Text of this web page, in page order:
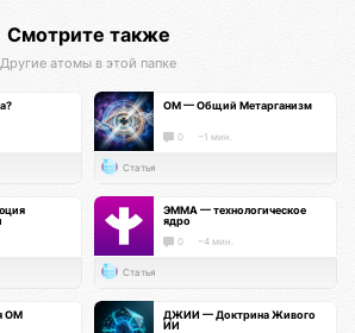
Смотрите также
Другие атомы в этой папке
ОМ — Общий Метарганизм
0 ~1 мин.
Статья
ЭММА — технологическое
ядро
0 ~4 мин.
Статья
ОМ
ДЖИИ — Доктрина Живого
ИИ